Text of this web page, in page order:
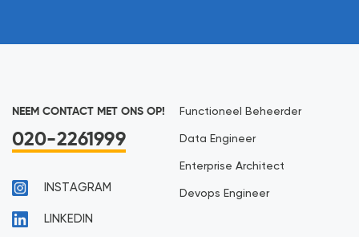
NEEM CONTACT MET ONS OP!
020-2261999
INSTAGRAM
LINKEDIN
Functioneel Beheerder
Data Engineer
Enterprise Architect
Devops Engineer